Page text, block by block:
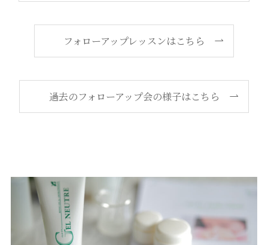
フォローアップレッスンはこちら
過去のフォローアップ会の様子はこちら